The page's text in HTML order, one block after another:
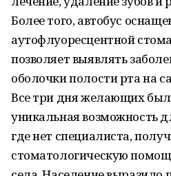
Более того, автобус
аутофлуоресцентной
позволяет выявлять
оболочки полости рта на
Все три дня желающих
уникальная возможность
где нет специалиста,
стоматологическую